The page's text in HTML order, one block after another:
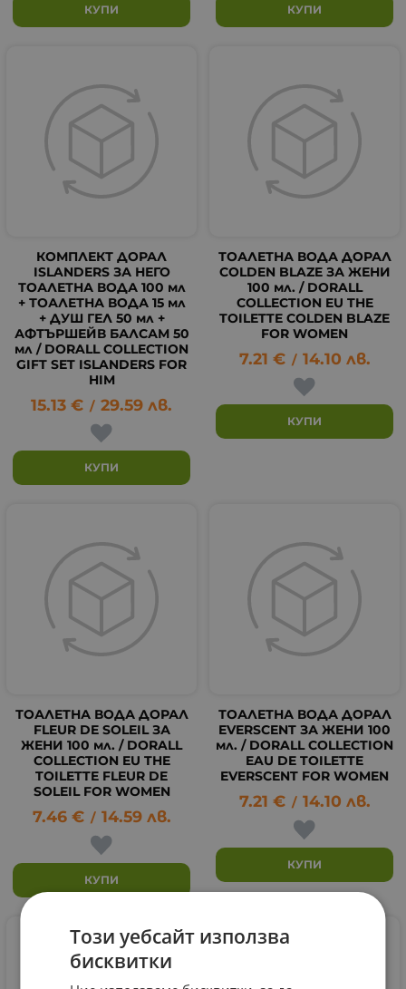
КУПИ КУПИ
КОМПЛЕКТ ДОРАЛ
ISLANDERS ЗА НЕГО
ТОАЛЕТНА ВОДА 100 мл
+ ТОАЛЕТНА ВОДА 15 мл
+ ДУШ ГЕЛ 50 мл +
АФТЪРШЕЙВ БАЛСАМ 50
мл / DORALL COLLECTION
GIFT SET ISLANDERS FOR
HIM
15.13 € / 29.59 лв.
КУПИ
ТОАЛЕТНА ВОДА ДОРАЛ
COLDEN BLAZE ЗА ЖЕНИ
100 мл. / DORALL
COLLECTION EU THE
TOILETTE COLDEN BLAZE
FOR WOMEN
7.21 € / 14.10 лв.
КУПИ
ТОАЛЕТНА ВОДА ДОРАЛ
FLEUR DE SOLEIL ЗА
ЖЕНИ 100 мл. / DORALL
COLLECTION EU THE
TOILETTE FLEUR DE
SOLEIL FOR WOMEN
7.46 € / 14.59 лв.
КУПИ
ТОАЛЕТНА ВОДА ДОРАЛ
EVERSCENT ЗА ЖЕНИ 100
мл. / DORALL COLLECTION
EAU DE TOILETTE
EVERSCENT FOR WOMEN
7.21 € / 14.10 лв.
КУПИ
Този уебсайт използва
бисквитки